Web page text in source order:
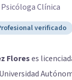
Psicóloga Clínica
verificado
Floreses